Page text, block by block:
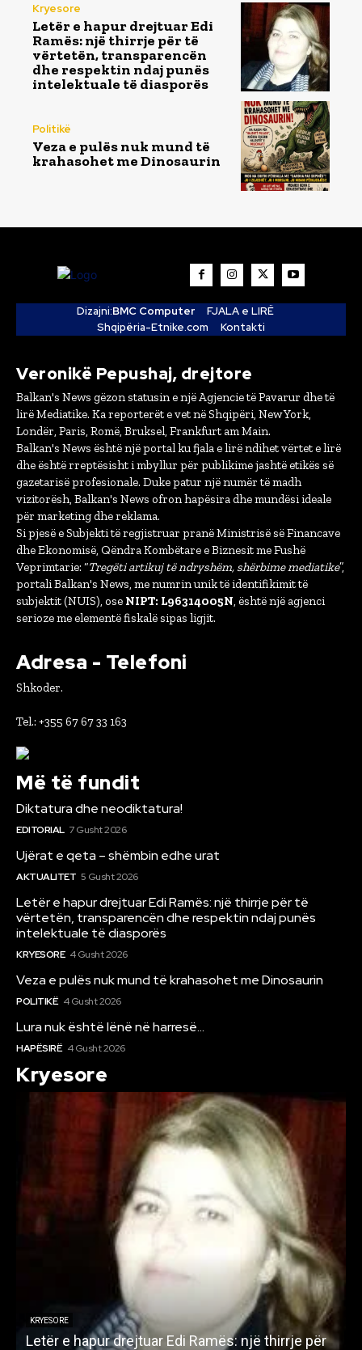
Kryesore
Letër e hapur drejtuar Edi
Ramës: një thirrje për të
vërtetën, transparencën
dhe respektin ndaj punës
intelektuale të diasporës
Politikë
Veza e pulës nuk mund të
krahasohet me Dinosaurin
Dizajni:BMC Computer
FJALA e LIRË
Shqipëria-Etnike.com
Kontakti
Veronikë Pepushaj, drejtore
Balkan's News gëzon statusin e një Agjencie të Pavarur dhe të
lirë Mediatike. Ka reporterët e vet në Shqipëri, New York,
Londër, Paris, Romë, Bruksel, Frankfurt am Main.
Balkan's News është një portal ku fjala e lirë ndihet vërtet e lirë
dhe është rreptësisht i mbyllur për publikime jashtë etikës së
gazetarisë profesionale. Duke patur një numër të madh
vizitorësh, Balkan's News ofron hapësira dhe mundësi ideale
për marketing dhe reklama.
Si pjesë e Subjekti të regjistruar pranë Ministrisë së Financave
dhe Ekonomisë, Qëndra Kombëtare e Biznesit me Fushë
Veprimtarie: “Tregëti artikuj të ndryshëm, shërbime mediatike”,
portali Balkan's News, me numrin unik të identifikimit të
subjektit (NUIS), ose NIPT: L96314005N, është një agjenci
serioze me elementë fiskalë sipas ligjit.
Adresa - Telefoni
Shkoder.
Tel.: +355 67 67 33 163
Më të fundit
Diktatura dhe neodiktatura!
EDITORIAL 7 Gusht 2026
Ujërat e qeta – shëmbin edhe urat
AKTUALITET 5 Gusht 2026
Letër e hapur drejtuar Edi Ramës: një thirrje për të
vërtetën, transparencën dhe respektin ndaj punës
intelektuale të diasporës
KRYESORE 4 Gusht 2026
Veza e pulës nuk mund të krahasohet me Dinosaurin
POLITIKË 4 Gusht 2026
Lura nuk është lënë në harresë…
HAPËSIRË 4 Gusht 2026
Kryesore
KRYESORE
Letër e hapur drejtuar Edi Ramës: një thirrje për